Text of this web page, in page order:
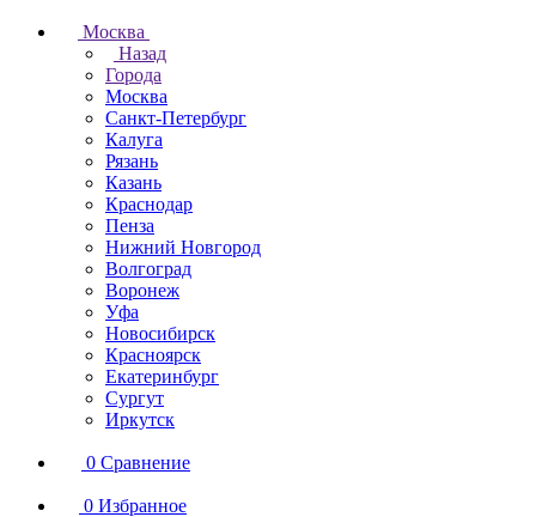
Москва
Назад
Города
Москва
Санкт-Петербург
Калуга
Рязань
Казань
Краснодар
Пенза
Нижний Новгород
Волгоград
Воронеж
Уфа
Новосибирск
Красноярск
Екатеринбург
Сургут
Иркутск
0 Сравнение
0 Избранное